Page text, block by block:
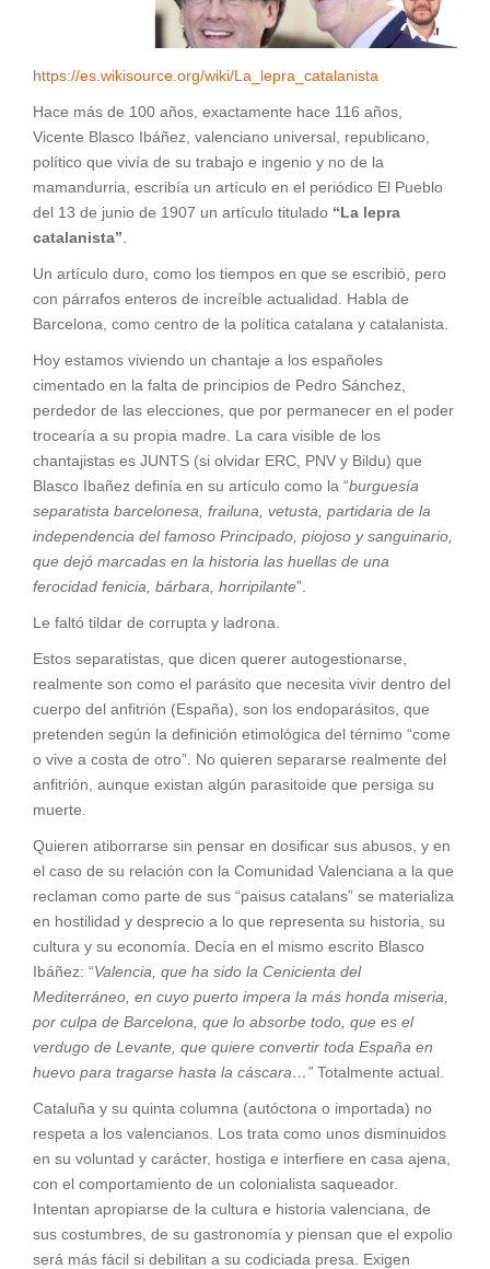
https://es.wikisource.org/wiki/La_lepra_catalanista
Hace más de 100 años, exactamente hace 116 años,
Vicente Blasco Ibáñez, valenciano universal, republicano,
político que vivía de su trabajo e ingenio y no de la
mamandurria, escribía un artículo en el periódico El Pueblo
del 13 de junio de 1907 un artículo titulado “La lepra
catalanista”
Un artículo duro, como los tiempos en que se escribió, pero
con párrafos enteros de increíble actualidad. Habla de
Barcelona, como centro de la política catalana y catalanista.
Hoy estamos viviendo un chantaje a los españoles
cimentado en la falta de principios de Pedro Sánchez,
perdedor de las elecciones, que por permanecer en el poder
trocearía a su propia madre. La cara visible de los
chantajistas es JUNTS (si olvidar ERC, PNV y Bildu) que
Blasco Ibañez definía en su artículo como la “burguesía
separatista barcelonesa, frailuna, vetusta, partidaria de la
independencia del famoso Principado, piojoso y sanguinario,
que dejó marcadas en la historia las huellas de una
ferocidad fenicia, bárbara, horripilante”.
Le faltó tildar de corrupta y ladrona.
Estos separatistas, que dicen querer autogestionarse,
realmente son como el parásito que necesita vivir dentro del
cuerpo del anfitrión (España), son los endoparásitos, que
pretenden según la definición etimológica del térnimo “come
o vive a costa de otro”. No quieren separarse realmente del
anfitrión, aunque existan algún parasitoide que persiga su
muerte.
Quieren atiborrarse sin pensar en dosificar sus abusos, y en
el caso de su relación con la Comunidad Valenciana a la que
reclaman como parte de sus “paisus catalans” se materializa
en hostilidad y desprecio a lo que representa su historia, su
cultura y su economía. Decía en el mismo escrito Blasco
Ibáñez: “Valencia, que ha sido la Cenicienta del
Mediterráneo, en cuyo puerto impera la más honda miseria,
por culpa de Barcelona, que lo absorbe todo, que es el
verdugo de Levante, que quiere convertir toda España en
huevo para tragarse hasta la cáscara…” Totalmente actual.
Cataluña y su quinta columna (autóctona o importada) no
respeta a los valencianos. Los trata como unos disminuidos
en su voluntad y carácter, hostiga e interfiere en casa ajena,
con el comportamiento de un colonialista saqueador.
Intentan apropiarse de la cultura e historia valenciana, de
sus costumbres, de su gastronomía y piensan que el expolio
será más fácil si debilitan a su codiciada presa. Exigen